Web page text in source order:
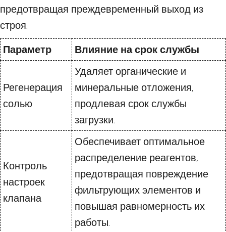
предотвращая преждевременный выход из
строя.
Параметр
Влияние на срок службы
Регенерация
солью
Удаляет органические и
минеральные отложения,
продлевая срок службы
загрузки.
Контроль
настроек
клапана
Обеспечивает оптимальное
распределение реагентов,
предотвращая повреждение
фильтрующих элементов и
повышая равномерность их
работы.